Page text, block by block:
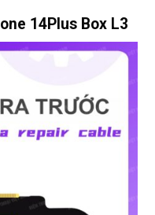
14Plus Box L3